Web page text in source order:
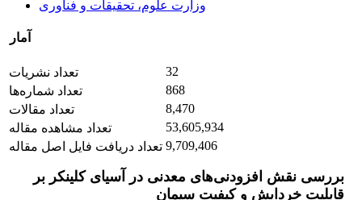
وزارت علوم، تحقیقات و فناوری
آمار
تعداد نشریات
32
تعداد شماره‌ها
868
تعداد مقالات
8,470
تعداد مشاهده مقاله
53,605,934
تعداد دریافت فایل اصل مقاله 9,709,406
بررسی نقش افزودنی‌های معدنی در آسیای کلینکر بر
قابلیت خردایش و کیفیت سیمان